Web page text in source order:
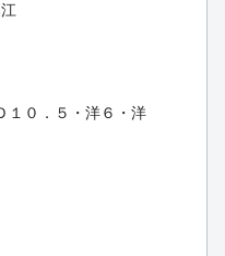
１０．５・洋６・洋